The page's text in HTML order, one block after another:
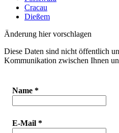
Cracau
Dießem
Änderung hier vorschlagen
Diese Daten sind nicht öffentlich
Kommunikation zwischen Ihnen
Name *
E-Mail *